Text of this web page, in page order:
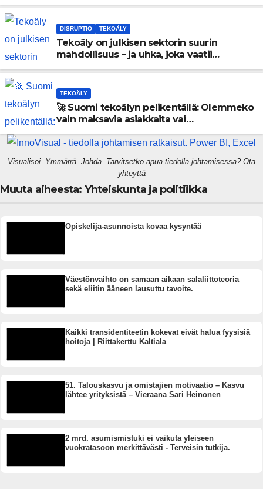
DISRUPTIO TEKOÄLY
Tekoäly on julkisen sektorin suurin
mahdollisuus – ja uhka, joka vaatii
TEKOÄLY
🚀 Suomi tekoälyn pelikentällä: Olemmeko
vain maksavia asiakkaita vai
gigatehtaan?
Visualisoi. Ymmärrä. Johda. Tarvitsetko apua tiedolla johtamisessa? Ota
yhteyttä
Muuta aiheesta: Yhteiskunta ja politiikka
Opiskelija-asunnoista kovaa kysyntää
Väestönvaihto on samaan aikaan salaliittoteoria
sekä eliitin ääneen lausuttu tavoite.
Kaikki transidentiteetin kokevat eivät halua fyysisiä
hoitoja | Riittakerttu Kaltiala
51. Talouskasvu ja omistajien motivaatio – Kasvu
lähtee yrityksistä – Vieraana Sari Heinonen
2 mrd. asumismistuki ei vaikuta yleiseen
vuokratasoon merkittävästi - Terveisin tutkija.